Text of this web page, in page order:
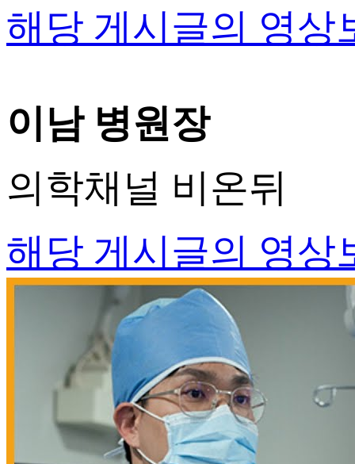
해당 게시글의 영상
이남 병원장
의학채널 비온뒤
해당 게시글의 영상